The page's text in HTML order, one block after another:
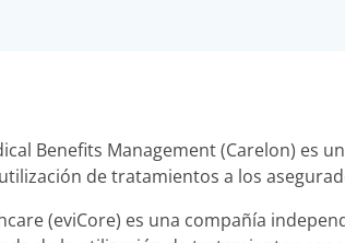
Benefits Management (Carelon) es
de tratamientos a los
(eviCore) es una compañía